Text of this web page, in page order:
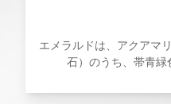
エメラルドは、アクアマ
石）のうち、帯青緑